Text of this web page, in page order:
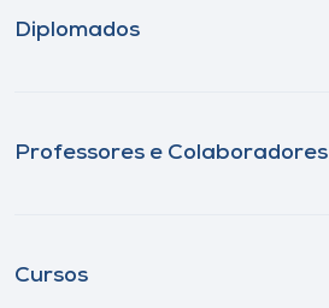
Diplomados
Professores e Colaboradores
Cursos